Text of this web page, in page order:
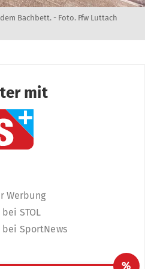
Bachbett. - Foto. Ffw Luttach